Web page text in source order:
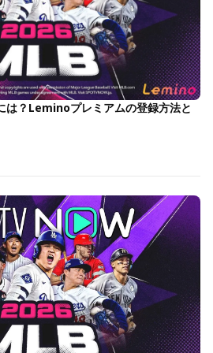
は？Leminoプレミアムの登録方法と